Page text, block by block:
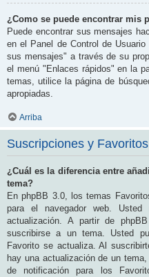
¿Como se puede encontrar mis
Puede encontrar sus mensajes
en el Panel de Control de
sus mensajes" a través de su
el menú "Enlaces rápidos" en la
temas, utilice la página de
apropiadas.
Arriba
Suscripciones y Favoritos
¿Cuál es la diferencia entre
tema?
En phpBB 3.0, los temas
para el navegador web.
actualización. A partir de
suscribirse a un tema. Usted
Favorito se actualiza. Al
hay una actualización de un
de notificación para los